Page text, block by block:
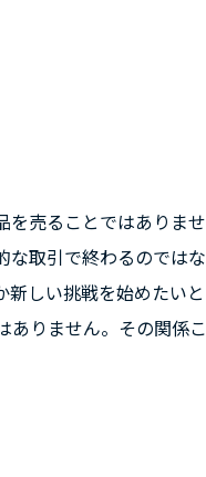
を売ることではありませ
な取引で終わるのではな
しい挑戦を始めたいと
ありません。その関係こ